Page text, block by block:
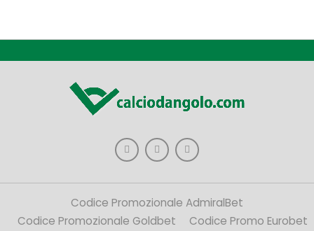
Codice Promozionale AdmiralBet
Codice Promozionale Goldbet
Codice Promo Eurobet